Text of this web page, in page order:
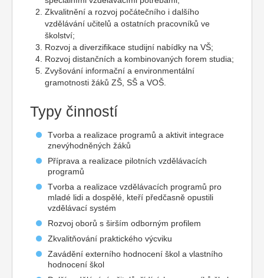
Zkvalitnění a rozvoj počátečního i dalšího
vzdělávání učitelů a ostatních pracovníků ve
školství;
Rozvoj a diverzifikace studijní nabídky na VŠ;
Rozvoj distančních a kombinovaných forem studia;
Zvyšování informační a environmentální
gramotnosti žáků ZŠ, SŠ a VOŠ.
Typy činností
Tvorba a realizace programů a aktivit integrace
znevýhodněných žáků
Příprava a realizace pilotních vzdělávacích
programů
Tvorba a realizace vzdělávacích programů pro
mladé lidi a dospělé, kteří předčasně opustili
vzdělávací systém
Rozvoj oborů s širším odborným profilem
Zkvalitňování praktického výcviku
Zavádění externího hodnocení škol a vlastního
hodnocení škol